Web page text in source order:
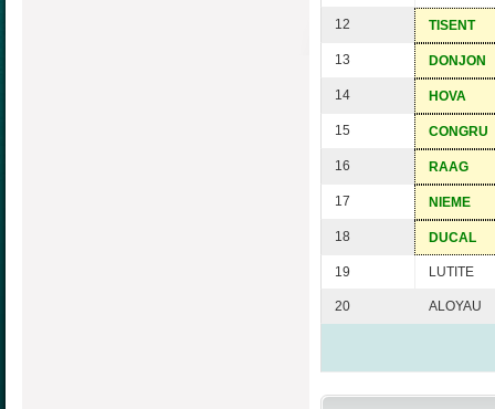
12 TISENT
13 DONJON
14 HOVA
15 CONGRU
16 RAAG
17 NIEME
18 DUCAL
19 LUTITE
20 ALOYAU